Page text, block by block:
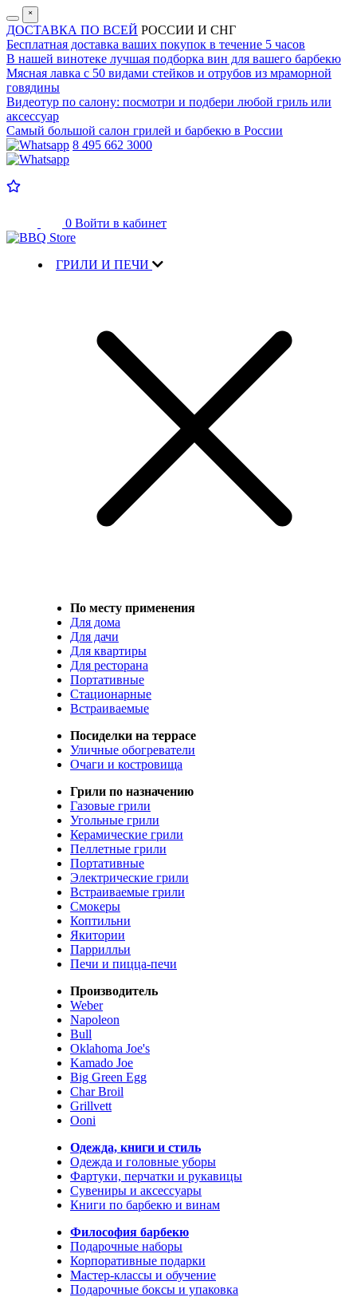
˟
ДОСТАВКА ПО ВСЕЙ РОССИИ И СНГ
Бесплатная доставка ваших покупок в течение 5 часов
В нашей винотеке лучшая подборка вин для вашего барбекю
Мясная лавка с 50 видами стейков и отрубов из мраморной
говядины
Видеотур по салону: посмотри и подбери любой гриль или
аксессуар
Самый большой салон грилей и барбекю в России
8 495 662 3000
0 Войти в кабинет
ГРИЛИ И ПЕЧИ
По месту применения
Для дома
Для дачи
Для квартиры
Для ресторана
Портативные
Стационарные
Встраиваемые
Посиделки на террасе
Уличные обогреватели
Очаги и костровища
Грили по назначению
Газовые грили
Угольные грили
Керамические грили
Пеллетные грили
Портативные
Электрические грили
Встраиваемые грили
Смокеры
Коптильни
Якитории
Паррилльи
Печи и пицца-печи
Производитель
Weber
Napoleon
Bull
Oklahoma Joe's
Kamado Joe
Big Green Egg
Char Broil
Grillvett
Ooni
Одежда, книги и стиль
Одежда и головные уборы
Фартуки, перчатки и рукавицы
Сувениры и аксессуары
Книги по барбекю и винам
Философия барбекю
Подарочные наборы
Корпоративные подарки
Мастер-классы и обучение
Подарочные боксы и упаковка